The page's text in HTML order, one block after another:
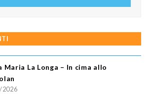
Maria La Longa – In cima allo
2026